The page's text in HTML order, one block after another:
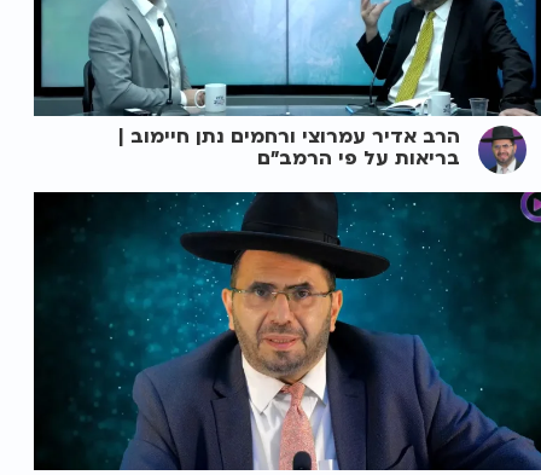
הרב אדיר עמרוצי ורחמים נתן חיימוב |
בריאות על פי הרמב"ם